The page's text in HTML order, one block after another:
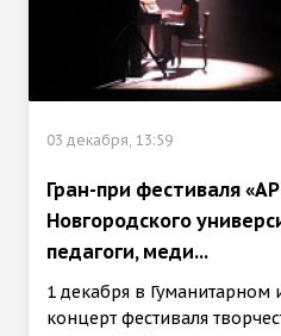
03 декабря, 13:59
Гран-при фестиваля
Новгородского
педагоги, меди...
1 декабря в Гуманитарном
концерт фестиваля